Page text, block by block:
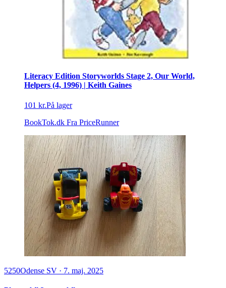
Literacy Edition Storyworlds Stage 2, Our World,
Helpers (4, 1996) | Keith Gaines
101 kr.På lager
BookTok.dk Fra PriceRunner
5250Odense SV · 7. maj. 2025